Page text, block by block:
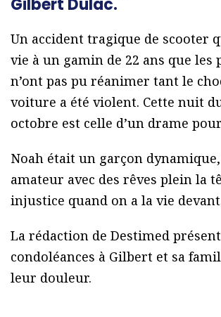
Gilbert Dulac.
Un accident tragique de scooter
vie à un gamin de 22 ans que les
n’ont pas pu réanimer tant le
voiture a été violent. Cette nuit
octobre est celle d’un drame
Noah était un garçon
amateur avec des rêves plein la
injustice quand on a la vie
La rédaction de Destimed
condoléances à Gilbert et sa
leur douleur.